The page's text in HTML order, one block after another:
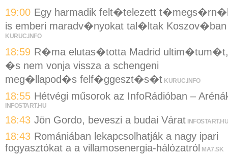
19:00 Egy harmadik felt�telezett
is emberi maradv�nyokat tal�ltak Koszov�ban
KURUC.INFO
18:59 R�ma elutas�totta Madrid ultim�tum�t,
�s nem vonja vissza a schengeni
meg�llapod�s felf�ggeszt�s�t KURUC.INFO
18:55 Hétvégi műsorok az InfoRádióban –
INFOSTART.HU
18:43 Jön Gordo, beveszi a budai Várat INFOSTART.HU
18:43 Romániában lekapcsolhatják a nagy ipari
fogyasztókat a a villamosenergia-hálózatról
MA7.SK